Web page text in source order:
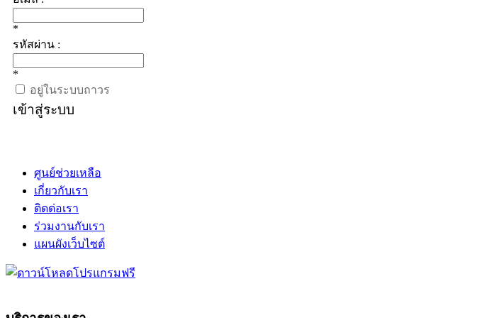
*
รหัสผ่าน :
*
อยู่ในระบบถาวร
เข้าสู่ระบบ
ศูนย์ช่วยเหลือ
เกี่ยวกับเรา
ติดต่อเรา
ร่วมงานกับเรา
แผนผังเว็บไซต์